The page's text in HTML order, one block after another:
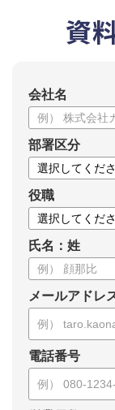
資
会社名
部署区分
役職
氏名：姓
メールアドレ
電話番号